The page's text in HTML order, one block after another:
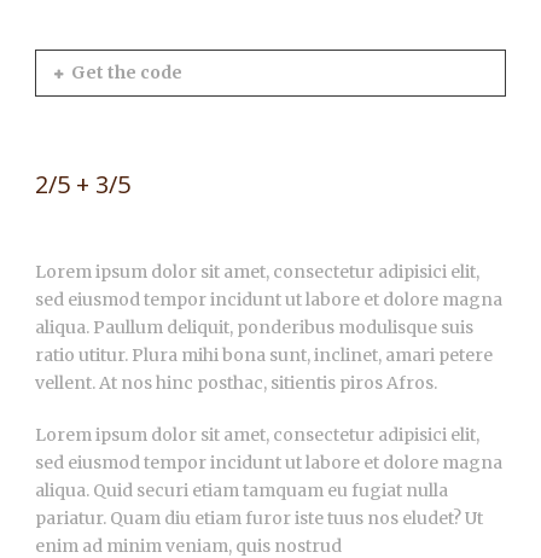
Get the code
2/5 + 3/5
Lorem ipsum dolor sit amet, consectetur adipisici elit,
sed eiusmod tempor incidunt ut labore et dolore magna
aliqua. Paullum deliquit, ponderibus modulisque suis
ratio utitur. Plura mihi bona sunt, inclinet, amari petere
vellent. At nos hinc posthac, sitientis piros Afros.
Lorem ipsum dolor sit amet, consectetur adipisici elit,
sed eiusmod tempor incidunt ut labore et dolore magna
aliqua. Quid securi etiam tamquam eu fugiat nulla
pariatur. Quam diu etiam furor iste tuus nos eludet? Ut
enim ad minim veniam, quis nostrud